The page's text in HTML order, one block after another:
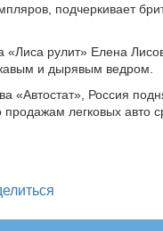
подчеркивает
«Лиса рулит» Елена
и дырявым ведром.
«Автостат», Россия
продажам легковых авто